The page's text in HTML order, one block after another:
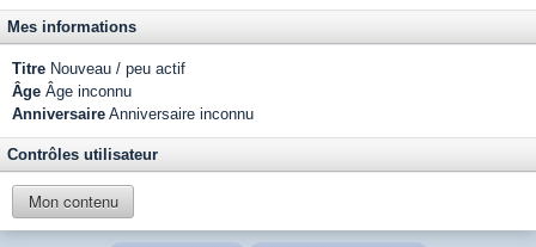
Mes informations
Titre Nouveau / peu actif
Âge Âge inconnu
Anniversaire Anniversaire inconnu
Contrôles utilisateur
Mon contenu